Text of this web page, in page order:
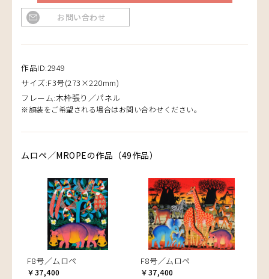
お問い合わせ
作品ID:2949
サイズ:F3号(273×220mm)
フレーム:木枠張り／パネル
※額装をご希望される場合はお問い合わせください。
ムロペ／MROPEの作品（49作品）
F8号／ムロペ
￥37,400
F8号／ムロペ
￥37,400